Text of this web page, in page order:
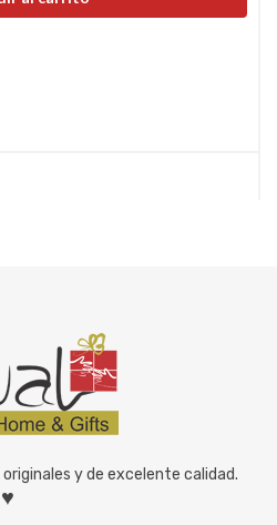
y de excelente calidad.
♥